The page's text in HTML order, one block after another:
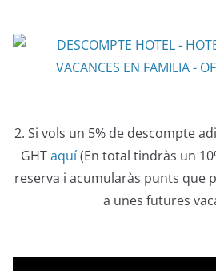
2. Si vols un 5% de descompte
GHTaquí(En total tindràs un
reserva i acumularàs punts que
a unes futures